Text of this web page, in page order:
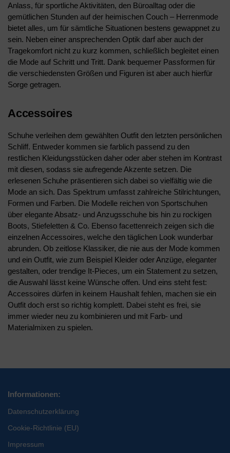
Anlass, für sportliche Aktivitäten, den Büroalltag oder die
gemütlichen Stunden auf der heimischen Couch – Herrenmode
bietet alles, um für sämtliche Situationen bestens gewappnet zu
sein. Neben einer ansprechenden Optik darf aber auch der
Tragekomfort nicht zu kurz kommen, schließlich begleitet einen
die Mode auf Schritt und Tritt. Dank bequemer Passformen für
die verschiedensten Größen und Figuren ist aber auch hierfür
Sorge getragen.
Accessoires
Schuhe verleihen dem gewählten Outfit den letzten persönlichen
Schliff. Entweder kommen sie farblich passend zu den
restlichen Kleidungsstücken daher oder aber stehen im Kontrast
mit diesen, sodass sie aufregende Akzente setzen. Die
erlesenen Schuhe präsentieren sich dabei so vielfältig wie die
Mode an sich. Das Spektrum umfasst zahlreiche Stilrichtungen,
Formen und Farben. Die Modelle reichen von Sportschuhen
über elegante Absatz- und Anzugsschuhe bis hin zu rockigen
Boots, Stiefeletten & Co. Ebenso facettenreich zeigen sich die
einzelnen Accessoires, welche den täglichen Look wunderbar
abrunden. Ob zeitlose Klassiker, die nie aus der Mode kommen
und ein Outfit, wie zum Beispiel Kleider oder Anzüge, eleganter
gestalten, oder trendige It-Pieces, um ein Statement zu setzen,
die Auswahl lässt keine Wünsche offen. Und eins steht fest:
Accessoires dürfen in keinem Haushalt fehlen, machen sie ein
Outfit doch erst so richtig komplett. Dabei steht es frei, sie
immer wieder neu zu kombinieren und mit Farb- und
Materialmixen zu spielen.
Informationen:
Datenschutzerklärung
Cookie-Richtlinie (EU)
Impressum